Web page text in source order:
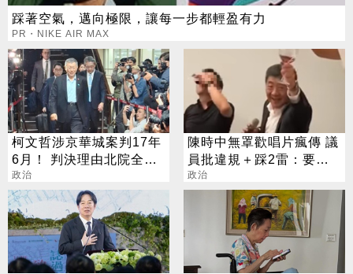
踩著空氣，邁向極限，讓每一步都輕盈有力
PR・NIKE AIR MAX
柯文哲涉京華城案判17年
6月！ 判決理由北院全說
了
政治
陳時中無罩歡唱片瘋傳 議
員批違規＋踩2雷：要啟
動政風調查？
政治